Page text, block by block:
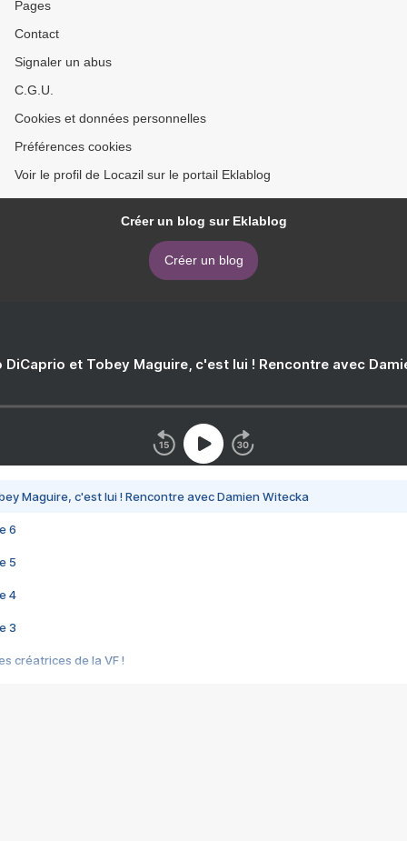
Pages
Contact
Signaler un abus
C.G.U.
Cookies et données personnelles
Préférences cookies
Voir le profil de Locazil sur le portail Eklablog
Créer un blog sur Eklablog
Créer un blog
DiCaprio et Tobey Maguire, c'est lui ! Rencontre avec
Maguire, c'est lui ! Rencontre avec Damien Witecka
6
5
4
3
créatrices de la VF !